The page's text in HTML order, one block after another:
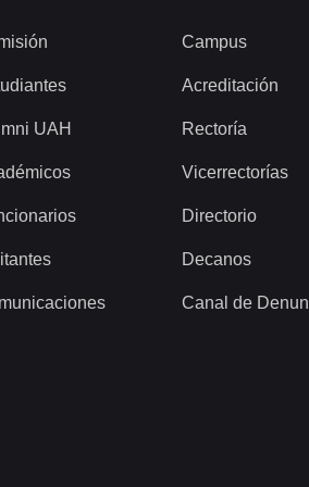
UAH
Campus
Acreditación
Rectoría
Vicerrectorías
Directorio
Decanos
Canal de